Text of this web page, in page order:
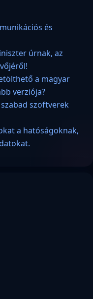
és
úrnak, az
a magyar
verziója?
szoftverek
a hatóságoknak,